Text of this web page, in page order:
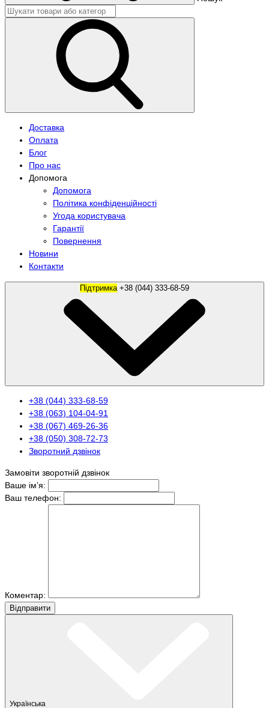
Доставка
Оплата
Блог
Про нас
Допомога
Допомога
Політика конфіденційності
Угода користувача
Гарантії
Повернення
Новини
Контакти
Підтримка
+38 (044) 333-68-59
+38 (063) 104-04-91
+38 (067) 469-26-36
+38 (050) 308-72-73
Зворотний дзвінок
Замовіти зворотній дзвінок
Ваше ім’я:
Ваш телефон:
Коментар:
Вiдправити
Українська